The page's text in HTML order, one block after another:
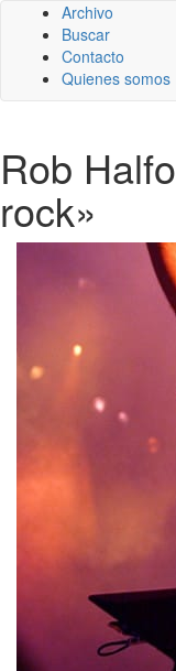
Archivo
Buscar
Contacto
Quienes somos
Rob
rock»